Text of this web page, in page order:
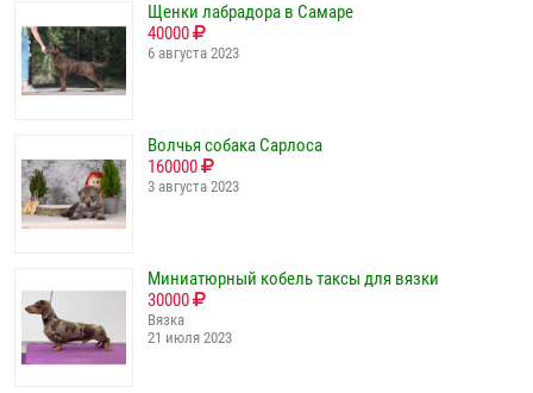
Щенки лабрадора в Самаре
40000
6 августа 2023
Волчья собака Сарлоса
160000
3 августа 2023
Миниатюрный кобель таксы для вязки
30000
Вязка
21 июля 2023